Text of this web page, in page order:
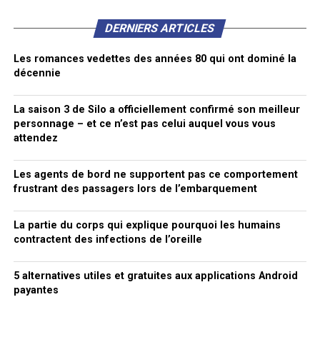
DERNIERS ARTICLES
Les romances vedettes des années 80 qui ont dominé la
décennie
La saison 3 de Silo a officiellement confirmé son meilleur
personnage – et ce n’est pas celui auquel vous vous
attendez
Les agents de bord ne supportent pas ce comportement
frustrant des passagers lors de l’embarquement
La partie du corps qui explique pourquoi les humains
contractent des infections de l’oreille
5 alternatives utiles et gratuites aux applications Android
payantes